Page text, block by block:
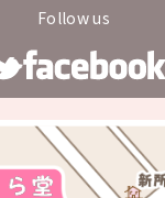
Follow us